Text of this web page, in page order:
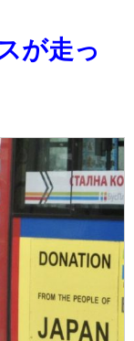
が走っ